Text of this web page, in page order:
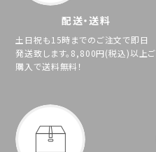
配送・送料
土日祝も15時までのご注文で即日
発送致します。8,800円(税込)以上ご
購入で送料無料！